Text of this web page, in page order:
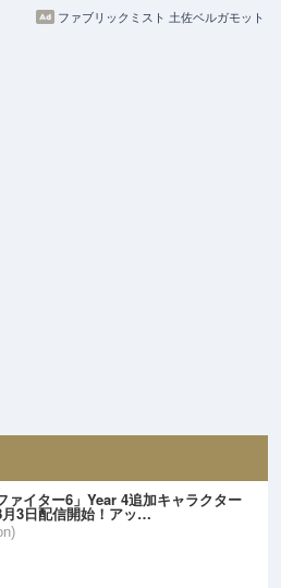
ファブリックミスト 土佐ベルガモット
ァイター6」Year 4追加キャラクター
月3日配信開始！アッ…